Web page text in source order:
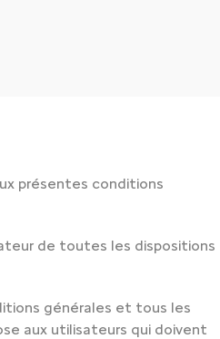
présentes conditions
de toutes les dispositions
générales et tous les
aux utilisateurs qui doivent